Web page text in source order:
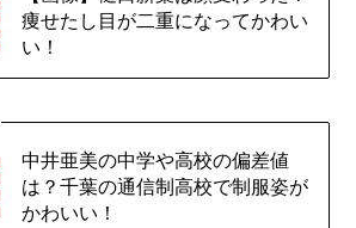
痩せたし目が二重になってかわい
い！
中井亜美の中学や高校の偏差値
は？千葉の通信制高校で制服姿が
かわいい！